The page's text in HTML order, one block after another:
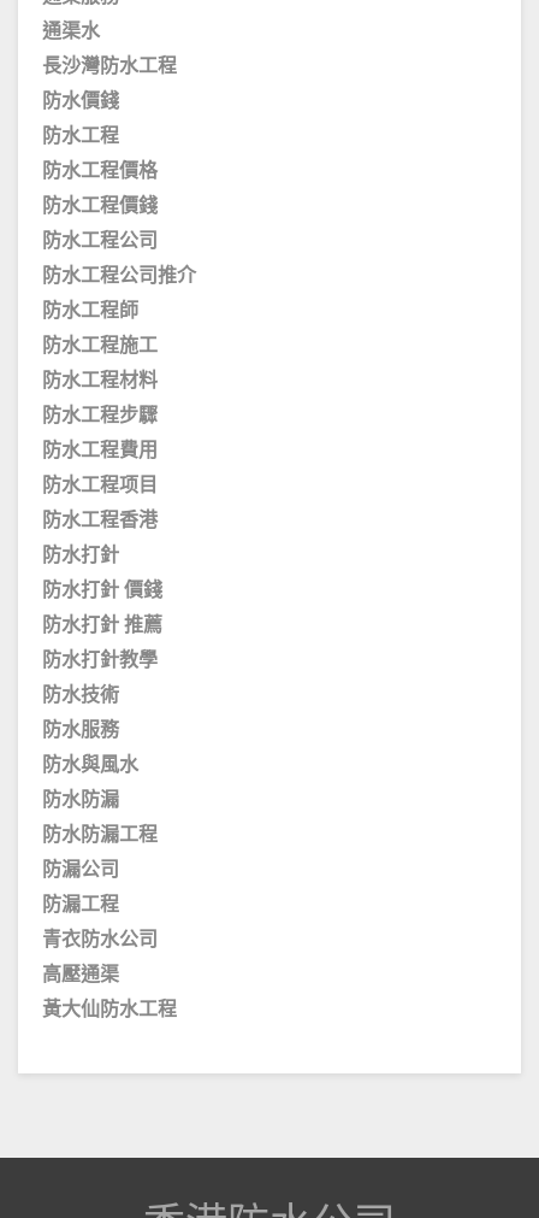
通渠水
長沙灣防水工程
防水價錢
防水工程
防水工程價格
防水工程價錢
防水工程公司
防水工程公司推介
防水工程師
防水工程施工
防水工程材料
防水工程步驟
防水工程費用
防水工程项目
防水工程香港
防水打針
防水打針 價錢
防水打針 推薦
防水打針教學
防水技術
防水服務
防水與風水
防水防漏
防水防漏工程
防漏公司
防漏工程
青衣防水公司
高壓通渠
黃大仙防水工程